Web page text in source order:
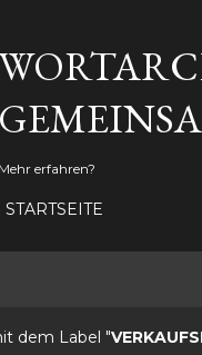
Mehr erfahren?
STARTSEITE
dem Label "